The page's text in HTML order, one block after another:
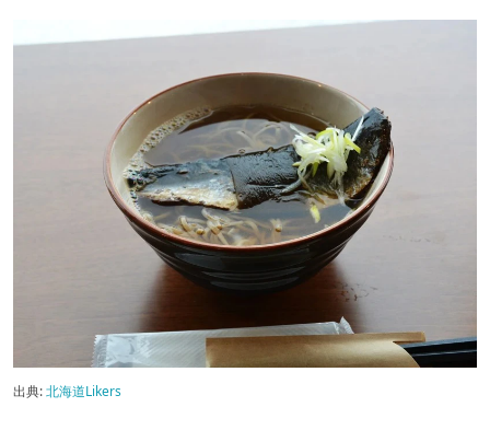
出典:北海道Likers